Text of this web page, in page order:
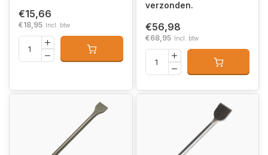
€15,66
€18,95 Incl. btw
verzonden.
€56,98
€68,95 Incl. btw